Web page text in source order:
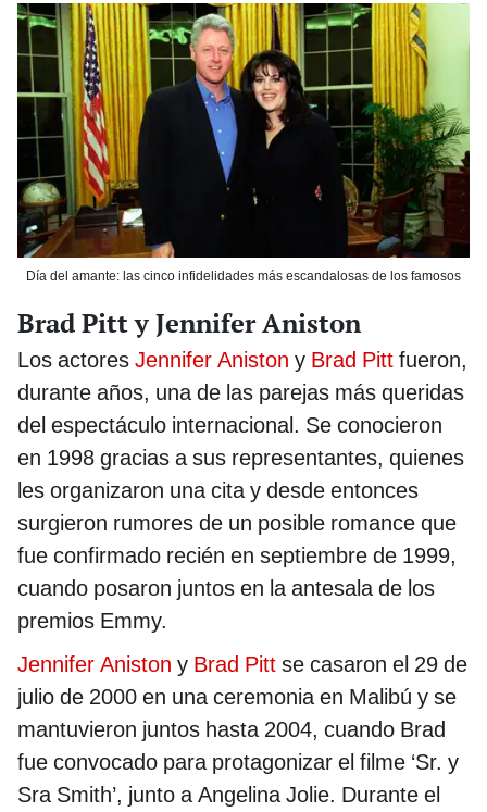
Día del amante: las cinco infidelidades más escandalosas de los famosos
Brad Pitt y Jennifer Aniston
Los actores Jennifer Aniston y Brad Pitt fueron,
durante años, una de las parejas más queridas
del espectáculo internacional. Se conocieron
en 1998 gracias a sus representantes, quienes
les organizaron una cita y desde entonces
surgieron rumores de un posible romance que
fue confirmado recién en septiembre de 1999,
cuando posaron juntos en la antesala de los
premios Emmy.
Jennifer Aniston y Brad Pitt se casaron el 29 de
julio de 2000 en una ceremonia en Malibú y se
mantuvieron juntos hasta 2004, cuando Brad
fue convocado para protagonizar el filme ‘Sr. y
Sra Smith’, junto a Angelina Jolie. Durante el